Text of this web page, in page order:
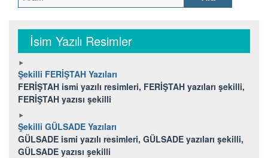
İsim Yazılı Resimler
Şekilli FERİŞTAH Yazıları
FERİŞTAH ismi yazılı resimleri, FERİŞTAH yazıları şekilli,
FERİŞTAH yazısı şekilli
Şekilli GÜLSADE Yazıları
GÜLSADE ismi yazılı resimleri, GÜLSADE yazıları şekilli,
GÜLSADE yazısı şekilli